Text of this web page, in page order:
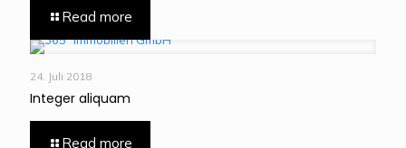
Read more
24. Juli 2018
Integer aliquam
Read more